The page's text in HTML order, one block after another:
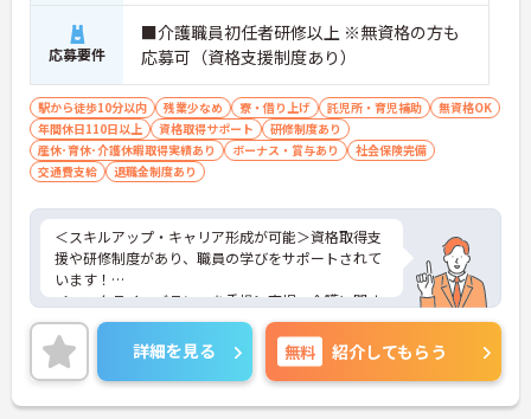
応募要件
■介護職員初任者研修以上 ※無資格の方も
応募可（資格支援制度あり）
駅から徒歩10分以内 残業少なめ 寮・借り上げ 託児所・育児補助
無資格OK
年間休日110日以上
資格取得サポート
研修制度あり
産休･育休･介護休暇取得実績あり
ボーナス・賞与あり
社会保険完備
交通費支給
退職金制度あり
＜スキルアップ・キャリア形成が可能＞資格取得支
援や研修制度があり、職員の学びをサポートされて
います！
＜ワークライフバランスを重視＞育児・介護に関す
る制度や社宅制度、各種手当など、長く安心して働
きやすい環境が整っています。
＜寄り添ったケアの実施＞利用者さまに深く寄り添
ったサービスの提供を目指し、職員の専門性を高め
るような人材育成にも注力されています。
詳細を見る 無料 紹介してもらう